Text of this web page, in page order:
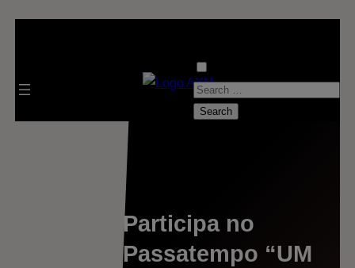
S
f
o
r
Participa no
Passatempo “UM